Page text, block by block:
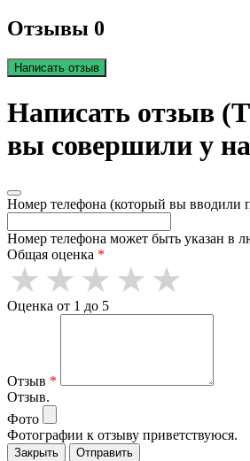
Отзывы 0
Написать отзыв
Написать отзыв
вы совершили у
Номер телефона (который вы вводили
Номер телефона может быть указан в
Общая оценка *
Оценка от 1 до 5
Отзыв *
Отзыв.
Фото
Фотографии к отзыву приветствуюся.
Закрыть Отправить